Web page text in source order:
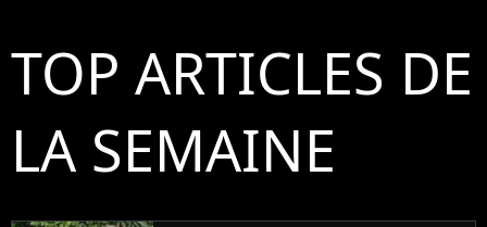
TOP ARTICLES DE
LA SEMAINE